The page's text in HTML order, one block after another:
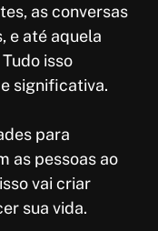
as conversas
e até aquela
isso
significativa.
para
as pessoas ao
vai criar
sua vida.